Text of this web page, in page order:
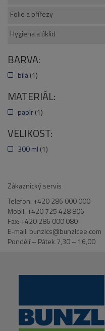
Folie a přířezy
Hygiena a úklid
BARVA:
bílá (1)
MATERIÁL:
papír (1)
VELIKOST:
300 ml (1)
Zákaznický servis
Telefon: +420 286 000 000
Mobil: +420 725 428 806
Fax: +420 286 000 080
E-mail: bunzlcs@bunzlcee.com
Pondělí – Pátek 7,30 – 16,00